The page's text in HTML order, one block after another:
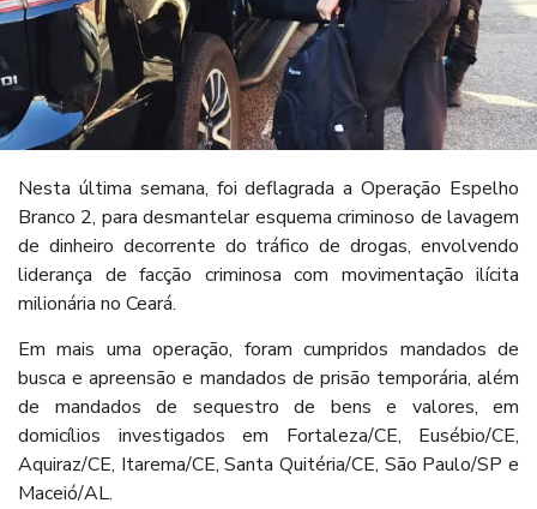
Nesta última semana, foi deflagrada a Operação Espelho
Branco 2, para desmantelar esquema criminoso de lavagem
de dinheiro decorrente do tráfico de drogas, envolvendo
liderança de facção criminosa com movimentação ilícita
milionária no Ceará.
Em mais uma operação, foram cumpridos mandados de
busca e apreensão e mandados de prisão temporária, além
de mandados de sequestro de bens e valores, em
domicílios investigados em Fortaleza/CE, Eusébio/CE,
Aquiraz/CE, Itarema/CE, Santa Quitéria/CE, São Paulo/SP e
Maceió/AL.